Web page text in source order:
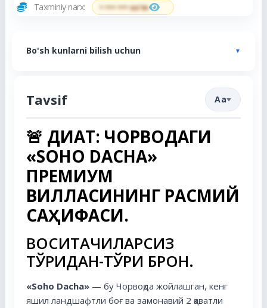
Taxminiy narx: • ••• ••• so'm
Bo'sh kunlarni bilish uchun
Tavsif Aa
🚨 ДИҚҚАТ: ЧОРВОҚДАГИ
«SOHO DACHA»
ПРЕМИУМ
ВИЛЛАСИНИНГ РАСМИЙ
САҲИФАСИ.
ВОСИТАЧИЛАРСИЗ
ТЎҒРИДАН-ТЎҒРИ БРОН.
«Soho Dacha»— бу Чорвоқда жойлашган, кенг
яшил ландшафтли боғ ва замонавий 2 қаватли